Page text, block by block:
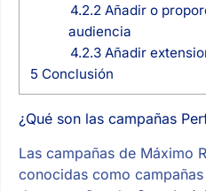
4.2.2 Añadir o
audiencia
4.2.3 Añadir
5 Conclusión
¿Qué son las campañas
Las campañas de Máximo
conocidas como